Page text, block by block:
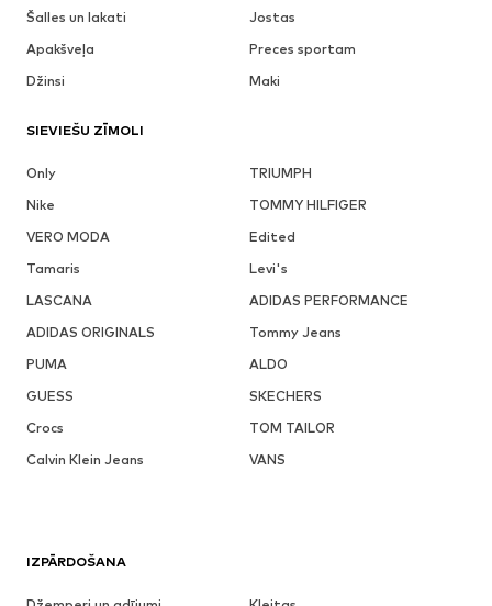
Šalles un lakati
Jostas
Apakšveļa
Preces sportam
Džinsi
Maki
SIEVIEŠU ZĪMOLI
Only
TRIUMPH
Nike
TOMMY HILFIGER
VERO MODA
Edited
Tamaris
Levi's
LASCANA
ADIDAS PERFORMANCE
ADIDAS ORIGINALS
Tommy Jeans
PUMA
ALDO
GUESS
SKECHERS
Crocs
TOM TAILOR
Calvin Klein Jeans
VANS
IZPĀRDOŠANA